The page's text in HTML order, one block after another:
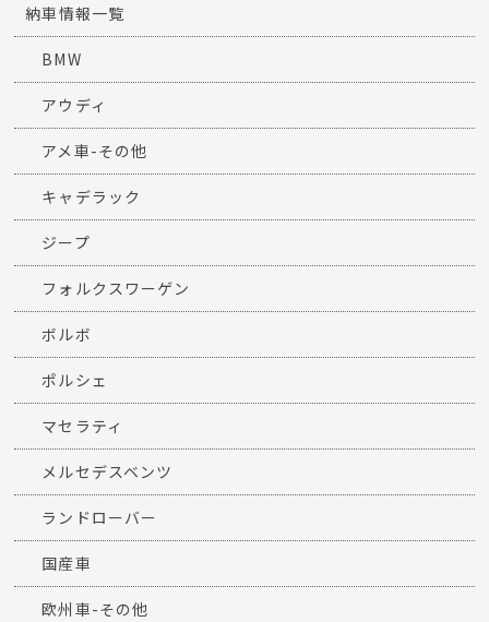
納車情報一覧
BMW
アウディ
アメ車-その他
キャデラック
ジープ
フォルクスワーゲン
ボルボ
ポルシェ
マセラティ
メルセデスベンツ
ランドローバー
国産車
欧州車-その他